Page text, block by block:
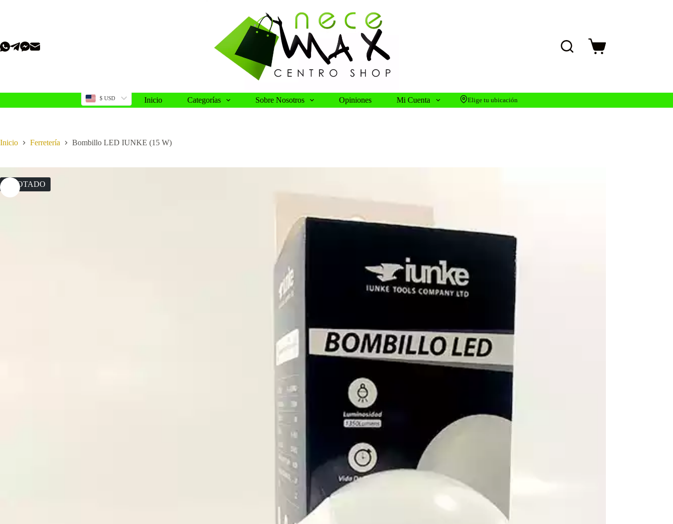
Carro
$ USD Inicio Categorías Sobre Nosotros Opiniones Mi Cuenta Elige tu ubicación
Inicio Ferretería Bombillo LED IUNKE (15 W)
AGOTADO